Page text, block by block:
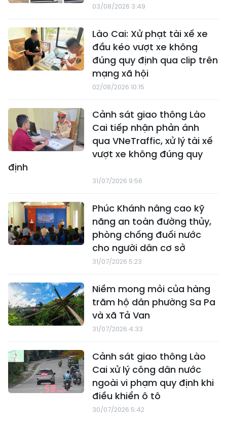
03/08/2026 3:49
Lào Cai: Xử phạt tài xế xe
đầu kéo vượt xe không
đúng quy định qua clip trên
mạng xã hội
02/08/2026 10:15
Cảnh sát giao thông Lào
Cai tiếp nhận phản ánh
qua VNeTraffic, xử lý tài xế
vượt xe không đúng quy
định
31/07/2026 9:56
Phúc Khánh nâng cao kỹ
năng an toàn đường thủy,
phòng chống đuối nước
cho người dân cơ sở
31/07/2026 5:23
Niềm mong mỏi của hàng
trăm hộ dân phường Sa Pa
và xã Tả Van
31/07/2026 4:33
Cảnh sát giao thông Lào
Cai xử lý công dân nước
ngoài vi phạm quy định khi
điều khiển ô tô
30/07/2026 5:42